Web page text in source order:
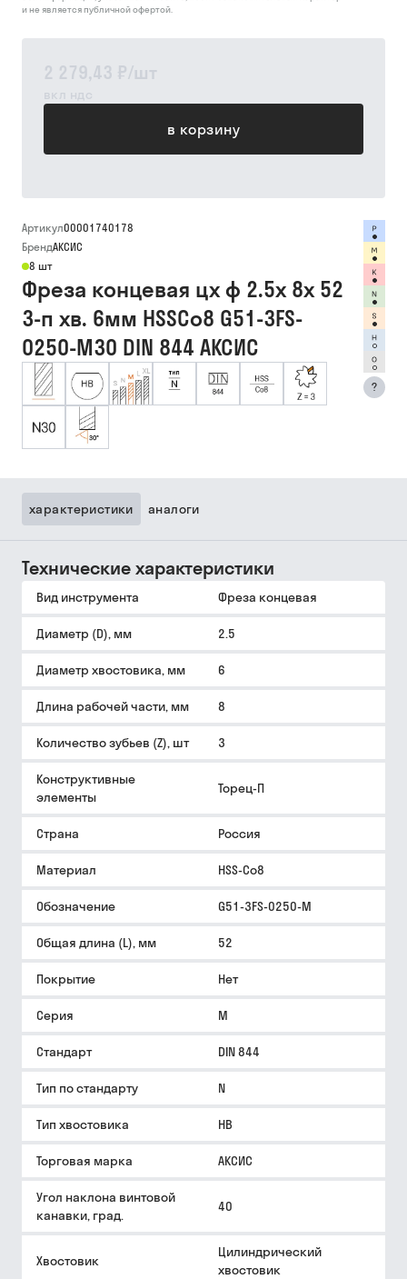
2 279,43 ₽/шт
вкл ндс
в корзину
и не является публичной офертой.
Артикул00001740178
БрендАКСИС
8 шт
Фреза концевая цх ф 2.5х 8х 52
3-п хв. 6мм HSSCo8 G51-3FS-
0250-M30 DIN 844 АКСИС
?
характеристики аналоги
Технические характеристики
Вид инструмента Фреза концевая
Диаметр (D), мм 2.5
Диаметр хвостовика, мм 6
Длина рабочей части, мм 8
Количество зубьев (Z), шт 3
Конструктивные
элементы
Торец-П
Страна Россия
Материал HSS-Co8
Обозначение G51-3FS-0250-M
Общая длина (L), мм 52
Покрытие Нет
Серия M
Стандарт DIN 844
Тип по стандарту N
Тип хвостовика HB
Торговая марка АКСИС
Угол наклона винтовой
канавки, град.
40
Хвостовик
Цилиндрический
хвостовик